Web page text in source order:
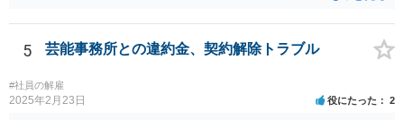
連絡を入れて具体的な相談をした方がよいと思いますよ。手元キャッ
シュのあるなしによって保全処分も必要になりそうです。 訴状の内
容、合同会社の定款とあなたの役員任期、社宅利用契約の内容（社宅
は合同会社所有か？賃貸？、使用料支払はゼロ？それとも一旦報酬と
して３０万円支給されてそこから払っている？）くらいがあれば、御
5 芸能事務所との違約金、契約解除トラブル
#社員の解雇
2025年2月23日 役にたった 2